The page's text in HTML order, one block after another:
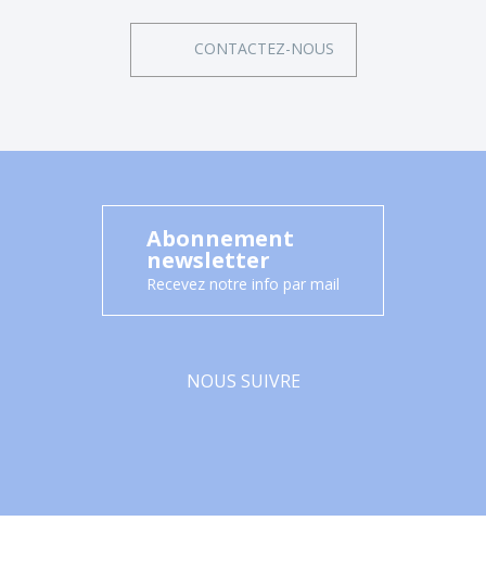
CONTACTEZ-NOUS
Abonnement
newsletter
Recevez notre info par mail
NOUS SUIVRE